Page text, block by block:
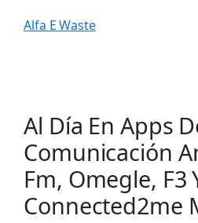
Alfa E Waste
Al Día En Apps
Comunicación
Fm, Omegle, F3
Connected2me